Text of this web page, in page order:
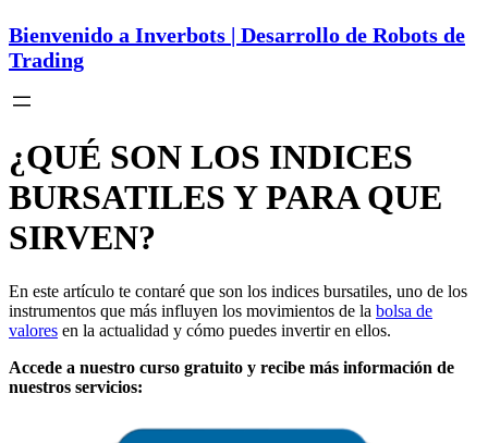
Bienvenido a Inverbots | Desarrollo de Robots de
Trading
¿QUÉ SON LOS INDICES
BURSATILES Y PARA QUE
SIRVEN?
En este artículo te contaré que son los indices bursatiles, uno de los
instrumentos que más influyen los movimientos de la bolsa de
valores en la actualidad y cómo puedes invertir en ellos.
Accede a nuestro curso gratuito y recibe más información de
nuestros servicios: